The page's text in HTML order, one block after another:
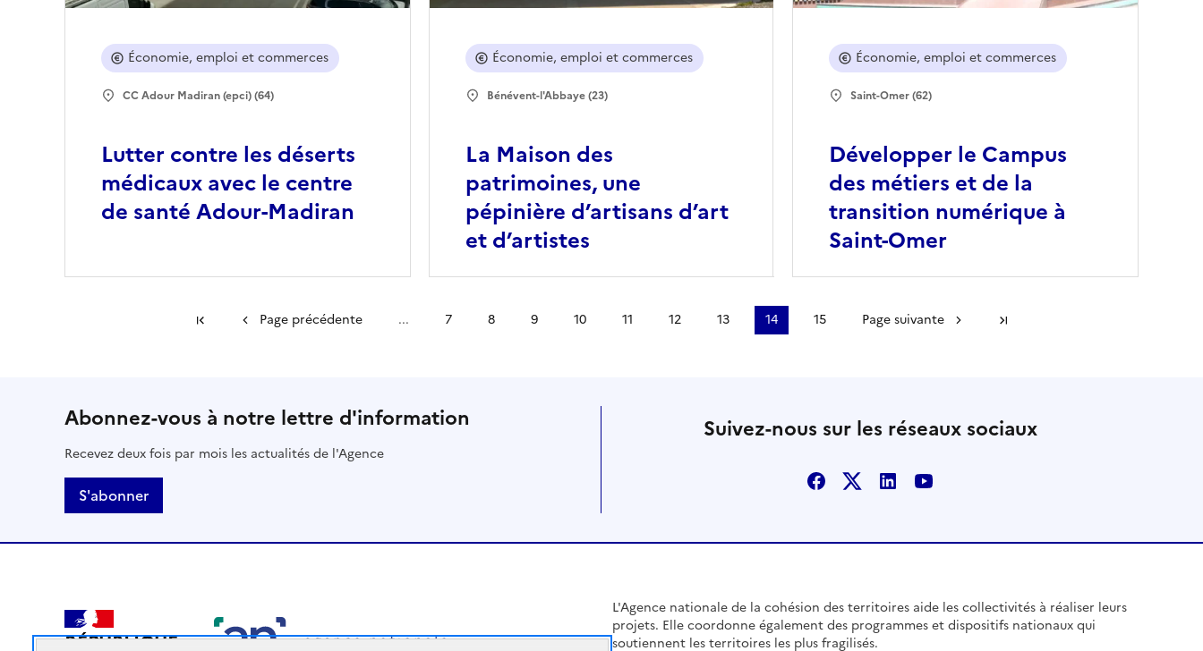
Lutter contre les déserts
médicaux avec le centre
de santé Adour-Madiran
Économie, emploi et commerces
CC Adour Madiran (epci) (64)
La Maison des
patrimoines, une
pépinière d’artisans d’art
et d’artistes
Économie, emploi et commerces
Bénévent-l'Abbaye (23)
Développer le Campus
des métiers et de la
transition numérique à
Saint-Omer
Économie, emploi et commerces
Saint-Omer (62)
Première page
Page précédente ... 7 8 9 10 11 12 13 14 15 Page suivante
Abonnez-vous à notre lettre d'information
Recevez deux fois par mois les actualités de l'Agence
S'abonner
Suivez-nous sur les réseaux sociaux
Facebook
X LinkedinYoutube
RÉPUBLIQUE
L'Agence nationale de la cohésion des territoires aide les collectivités à réaliser leurs
projets. Elle coordonne également des programmes et dispositifs nationaux qui
soutiennent les territoires les plus fragilisés.